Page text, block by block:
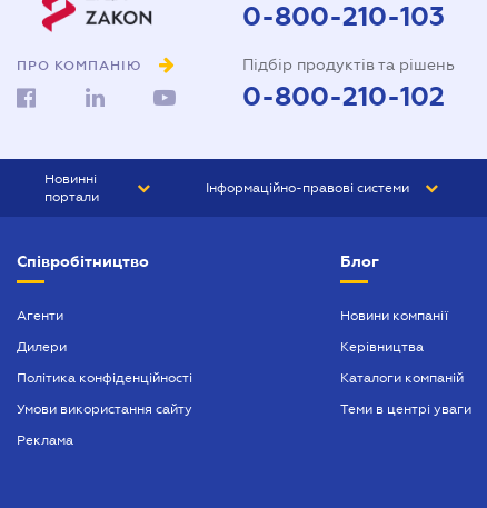
ПРО КОМПАНІЮ
0-800-210-103
Підбір продуктів та рішень
0-800-210-102
Новинні
портали
БІЗНЕС
Інформаційно-правові системи
БУХГАЛТЕР ПРОФ
Співробітництво
Агенти
Дилери
Політика конфіденційності
Умови використання сайту
Реклама
Блог
Новини компанії
Керівництва
Каталоги компаній
Теми в центрі уваги